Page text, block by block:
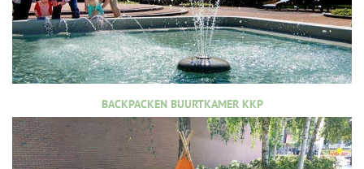
BACKPACKEN BUURTKAMER KKP